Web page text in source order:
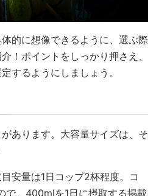
的に想像できるように、選ぶ際
！ポイントをしっかり押さえ、
するようにしましょう。
あります。大容量サイズは、そ
安量は1日コップ2杯程度。コ
で、400mlを1日に摂取する掲載